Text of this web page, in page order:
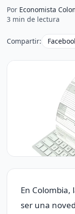
Por Economista
3 min de lectura
Compartir:
En
ser una